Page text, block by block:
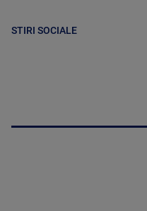
STIRI SOCIALE